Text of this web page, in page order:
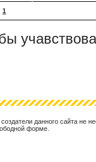
1
данного сайта не
форме.